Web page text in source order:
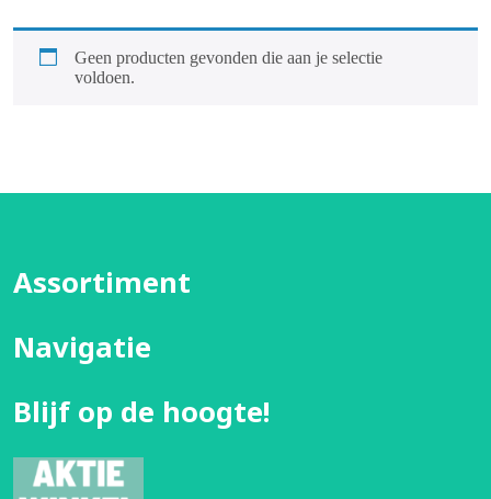
Geen producten gevonden die aan je selectie
voldoen.
Assortiment
Navigatie
Blijf op de hoogte!